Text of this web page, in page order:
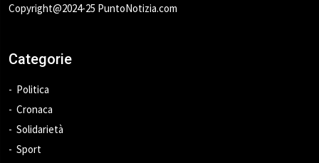
Copyright@2024-25 PuntoNotizia.com
Categorie
Politica
Cronaca
Solidarietà
Sport